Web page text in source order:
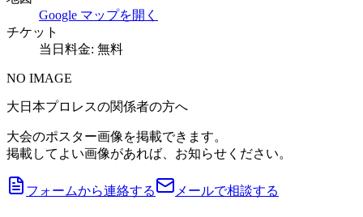
Google マップを開く
チケット
当日料金: 無料
NO IMAGE
大日本プロレスの関係者の方へ
大会のポスター画像を掲載できます。
掲載してよい画像があれば、お知らせください。
フォームから連絡する メールで相談する